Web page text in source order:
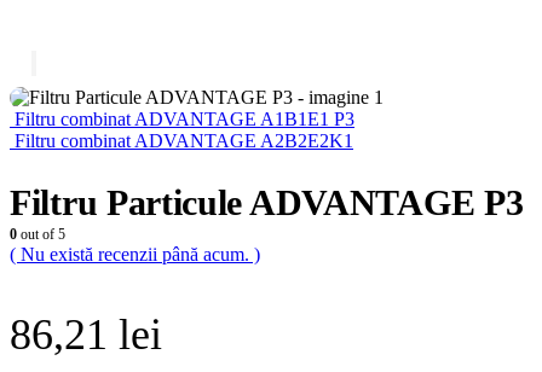
Filtru combinat ADVANTAGE A1B1E1 P3
Filtru combinat ADVANTAGE A2B2E2K1
Filtru Particule ADVANTAGE P3
0 out of 5
( Nu există recenzii până acum. )
86,21 lei